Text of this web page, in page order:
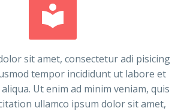


sit amet, consectetur adi pisicing
tempor incididunt ut labore et
Ut enim ad minim veniam, quis
ullamco ipsum dolor sit amet,